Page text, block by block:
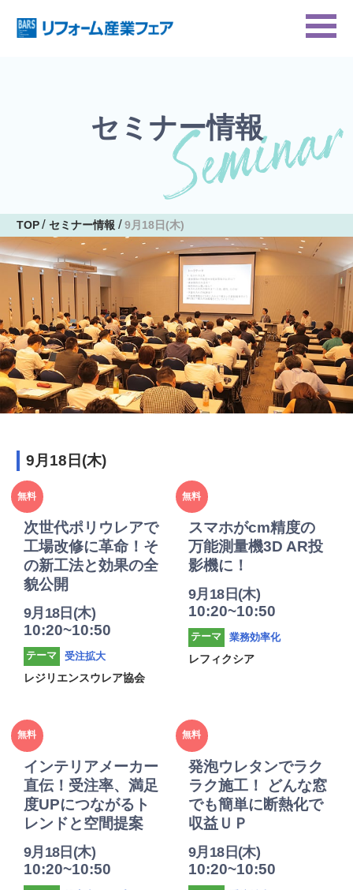
セミナー情報
TOP セミナー情報 9月18日(木)
9月18日(木)
2025年
度
無料
次世代ポリウレアで
工場改修に革命！そ
の新工法と効果の全
貌公開
9月18日(木)
10:20~10:50
テーマ
受注拡大
レジリエンスウレア協会
2025年
度
無料
スマホがcm精度の
万能測量機3D AR投
影機に！
9月18日(木)
10:20~10:50
テーマ
業務効率化
レフィクシア
2025年
度
無料
インテリアメーカー
直伝！受注率、満足
度UPにつながるト
レンドと空間提案
9月18日(木)
10:20~10:50
2025年
度
無料
発泡ウレタンでラク
ラク施工！ どんな窓
でも簡単に断熱化で
収益ＵＰ
9月18日(木)
10:20~10:50